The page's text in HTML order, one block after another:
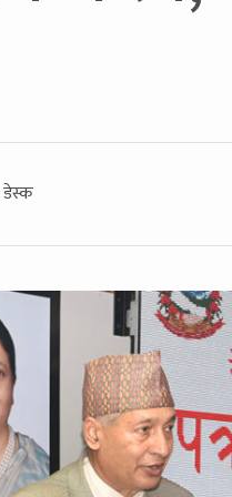
डेस्क